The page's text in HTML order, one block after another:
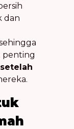
dan
penting